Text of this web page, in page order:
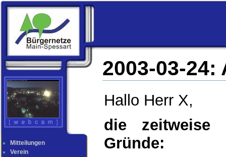
2003-03-
Hallo Herr X,
die zeitweise
Gründe:
Mitteilungen
Verein